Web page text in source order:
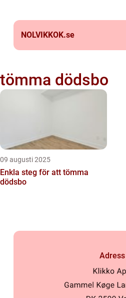
NOLVIKKOK.se
tömma dödsbo
09 augusti 2025
Enkla steg för att tömma
dödsbo
Adress